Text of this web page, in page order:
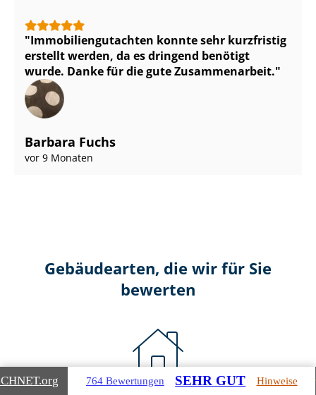
Im­mo­bi­li­en­gut­ach­ten konnte sehr kurzfristig
erstellt werden, da es dringend benötigt
wurde. Danke für die gute Zusammenarbeit.
Barbara Fuchs
vor 9 Monaten
Gebäudearten, die wir für Sie
bewerten
.org 764 Bewertungen SEHR GUT Hinweise